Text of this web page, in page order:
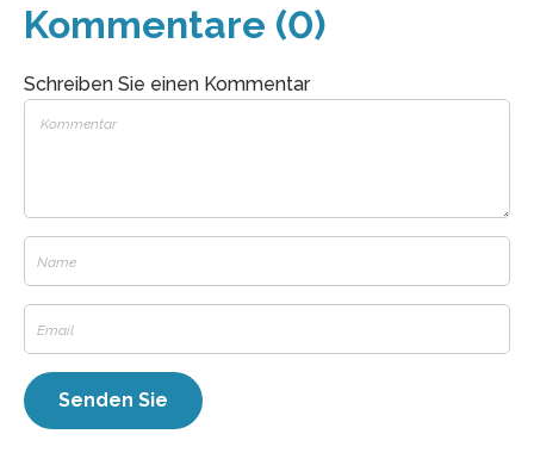
Kommentare (0)
Schreiben Sie einen Kommentar